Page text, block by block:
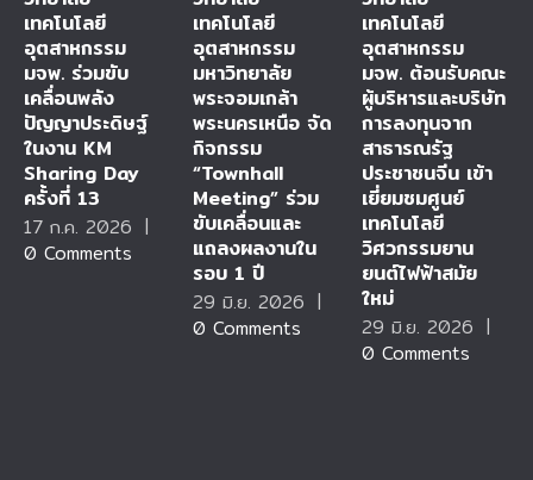
เทคโนโลยี
อุตสาหกรรม
มจพ. ร่วมขับ
เคลื่อนพลัง
ปัญญาประดิษฐ์
ในงาน KM
Sharing Day
ครั้งที่ 13
17 ก.ค. 2026 |
0 Comments
เทคโนโลยี
อุตสาหกรรม
มหาวิทยาลัย
พระจอมเกล้า
พระนครเหนือ จัด
กิจกรรม
“Townhall
Meeting” ร่วม
ขับเคลื่อนและ
แถลงผลงานใน
รอบ 1 ปี
29 มิ.ย. 2026 |
0 Comments
เทคโนโลยี
อุตสาหกรรม
มจพ. ต้อนรับคณะ
ผู้บริหารและบริษัท
การลงทุนจาก
สาธารณรัฐ
ประชาชนจีน เข้า
เยี่ยมชมศูนย์
เทคโนโลยี
วิศวกรรมยาน
ยนต์ไฟฟ้าสมัย
ใหม่
29 มิ.ย. 2026 |
0 Comments